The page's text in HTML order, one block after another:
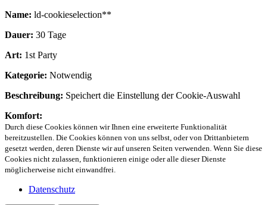
Name: ld-cookieselection**
Dauer: 30 Tage
Art: 1st Party
Kategorie: Notwendig
Beschreibung: Speichert die Einstellung der Cookie-Auswahl
Komfort:
Durch diese Cookies können wir Ihnen eine erweiterte Funktionalität
bereitzustellen. Die Cookies können von uns selbst, oder von Drittanbietern
gesetzt werden, deren Dienste wir auf unseren Seiten verwenden. Wenn Sie diese
Cookies nicht zulassen, funktionieren einige oder alle dieser Dienste
möglicherweise nicht einwandfrei.
Datenschutz